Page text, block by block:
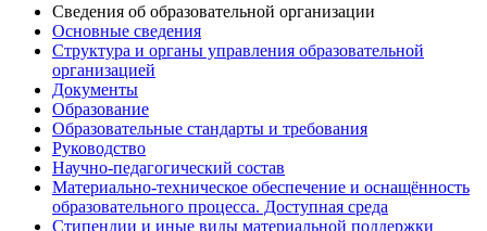
Сведения об образовательной организации
Основные сведения
Структура и органы управления образовательной
организацией
Документы
Образование
Образовательные стандарты и требования
Руководство
Научно-педагогический состав
Материально-техническое обеспечение и оснащённость
образовательного процесса. Доступная среда
Стипендии и иные виды материальной поддержки